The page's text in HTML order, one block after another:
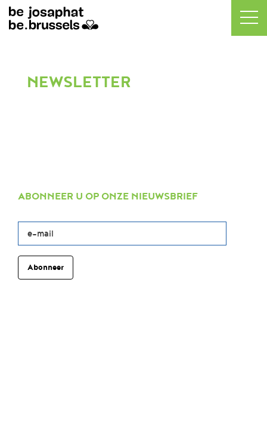
NEWSLETTER
ABONNEER U OP ONZE NIEUWSBRIEF